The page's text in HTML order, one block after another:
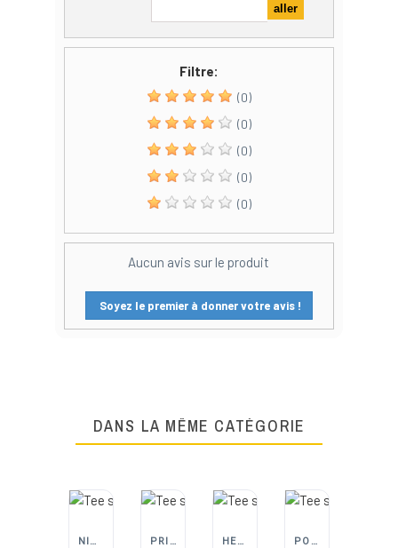
Filtre:
(0)
(0)
(0)
(0)
(0)
Aucun avis sur le produit
Soyez le premier à donner votre avis !
DANS LA MÊME CATÉGORIE
NINE WORTHS (NORTH WAYS) PRINTER ACTIVE WEAR HEROCK | PANTALONS, VESTES ET EPI DE TRAVAIL PORTWEST